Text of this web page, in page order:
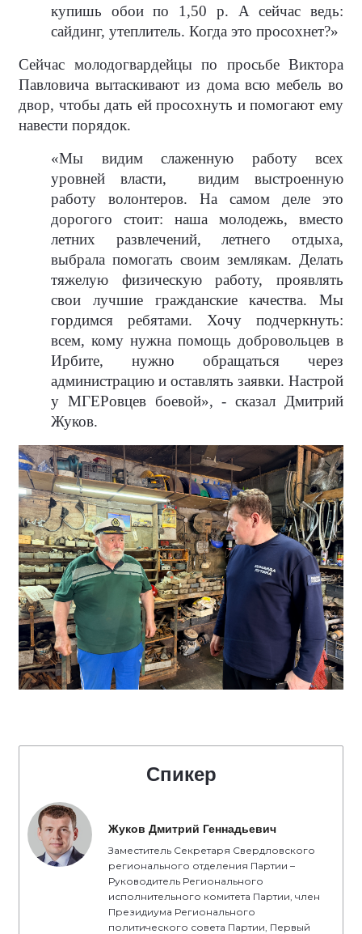
купишь обои по 1,50 р. А сейчас ведь:
сайдинг, утеплитель. Когда это просохнет?»
Сейчас молодогвардейцы по просьбе Виктора
Павловича вытаскивают из дома всю мебель во
двор, чтобы дать ей просохнуть и помогают ему
навести порядок.
«Мы видим слаженную работу всех
уровней власти,
видим выстроенную
работу волонтеров. На самом деле это
дорогого стоит: наша молодежь, вместо
летних развлечений, летнего отдыха,
выбрала помогать своим землякам. Делать
тяжелую физическую работу, проявлять
свои лучшие гражданские качества. Мы
гордимся ребятами. Хочу подчеркнуть:
всем, кому нужна помощь добровольцев в
Ирбите, нужно обращаться через
администрацию и оставлять заявки. Настрой
у МГЕРовцев боевой», - сказал Дмитрий
Жуков.
Спикер
Жуков Дмитрий Геннадьевич
Заместитель Секретаря Свердловского
регионального отделения Партии –
Руководитель Регионального
исполнительного комитета Партии, член
Президиума Регионального
политического совета Партии, Первый